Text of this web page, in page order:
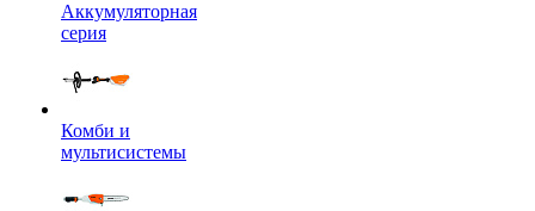
Аккумуляторная
серия
Комби и
мультисистемы